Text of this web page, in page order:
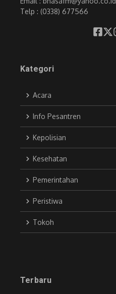
Telp : (0338) 677566
Kategori
Acara
Info Pesantren
Kepolisian
Kesehatan
Pemerintahan
Peristiwa
Tokoh
Terbaru